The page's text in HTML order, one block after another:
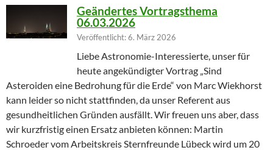
Geändertes Vortragsthema
06.03.2026
Veröffentlicht: 6. März 2026
Liebe Astronomie-Interessierte, unser für
heute angekündigter Vortrag „Sind
Asteroiden eine Bedrohung für die Erde“ von Marc Wiekhorst
kann leider so nicht stattfinden, da unser Referent aus
gesundheitlichen Gründen ausfällt. Wir freuen uns aber, dass
wir kurzfristig einen Ersatz anbieten können: Martin
Schroeder vom Arbeitskreis Sternfreunde Lübeck wird um 20